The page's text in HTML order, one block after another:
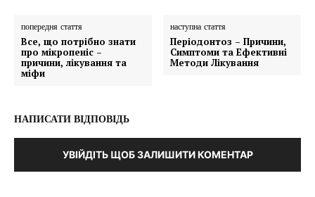
попередня стаття
Все, що потрібно знати
про мікропеніс –
причини, лікування та
міфи
наступна стаття
Періодонтоз – Причини,
Симптоми та Ефективні
Методи Лікування
НАПИСАТИ ВІДПОВІДЬ
УВІЙДІТЬ ЩОБ ЗАЛИШИТИ КОМЕНТАР